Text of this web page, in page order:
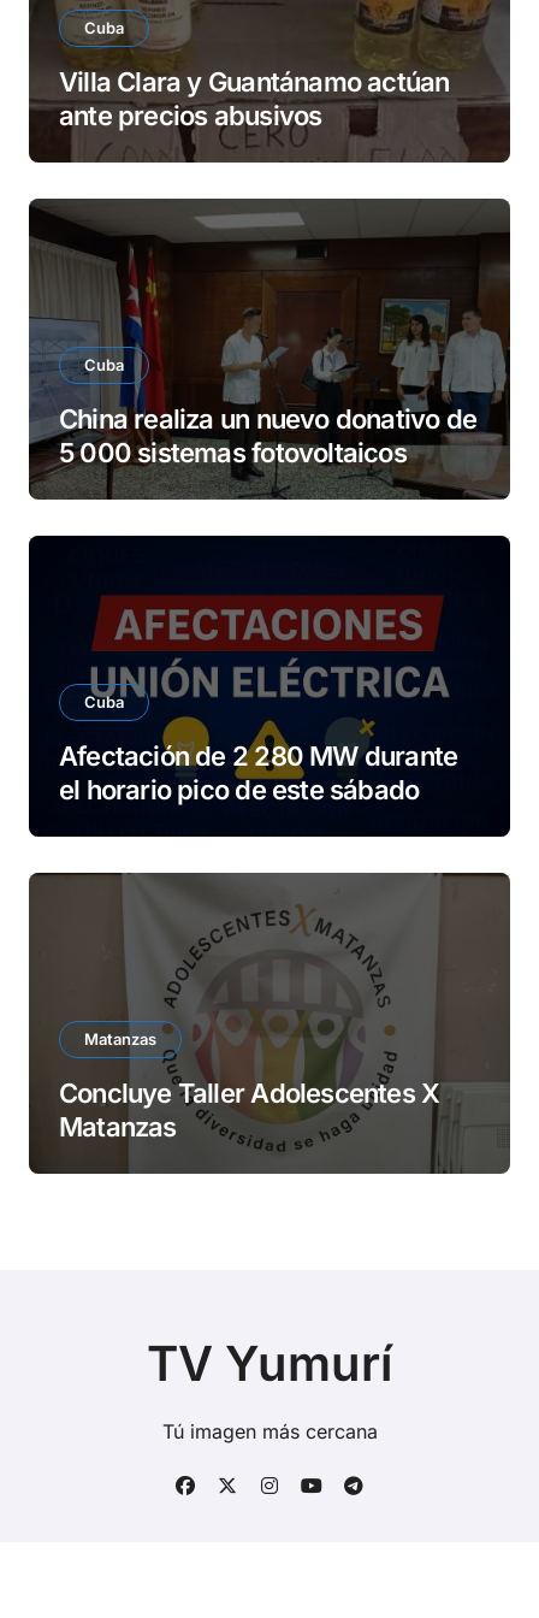
Cuba
Villa Clara y Guantánamo actúan
ante precios abusivos
Cuba
China realiza un nuevo donativo de
5 000 sistemas fotovoltaicos
Cuba
Afectación de 2 280 MW durante
el horario pico de este sábado
Matanzas
Concluye Taller Adolescentes X
Matanzas
TV Yumurí
Tú imagen más cercana